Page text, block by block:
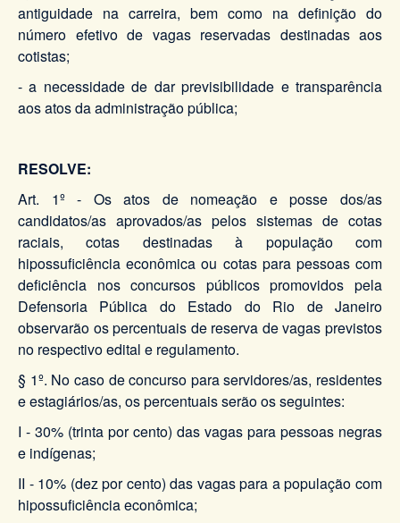
antiguidade na carreira, bem como na definição do
número efetivo de vagas reservadas destinadas aos
cotistas;
- a necessidade de dar previsibilidade e transparência
aos atos da administração pública;
RESOLVE:
Art. 1º - Os atos de nomeação e posse dos/as
candidatos/as aprovados/as pelos sistemas de cotas
raciais, cotas destinadas à população com
hipossuficiência econômica ou cotas para pessoas com
deficiência nos concursos públicos promovidos pela
Defensoria Pública do Estado do Rio de Janeiro
observarão os percentuais de reserva de vagas previstos
no respectivo edital e regulamento.
§ 1º. No caso de concurso para servidores/as, residentes
e estagiários/as, os percentuais serão os seguintes:
I - 30% (trinta por cento) das vagas para pessoas negras
e indígenas;
II - 10% (dez por cento) das vagas para a população com
hipossuficiência econômica;